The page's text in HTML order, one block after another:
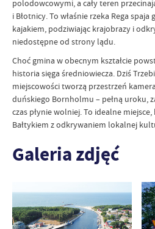
polodowcowymi, a cały teren
i Błotnicy. To właśnie rzeka Rega
kajakiem, podziwiając krajobrazy i
niedostępne od strony lądu.
Choć gmina w obecnym kształcie
historia sięga średniowiecza. Dziś
miejscowości tworzą przestrzeń
duńskiego Bornholmu – pełną uroku,
czas płynie wolniej. To idealne
Bałtykiem z odkrywaniem lokalnej
Galeria zdjęć